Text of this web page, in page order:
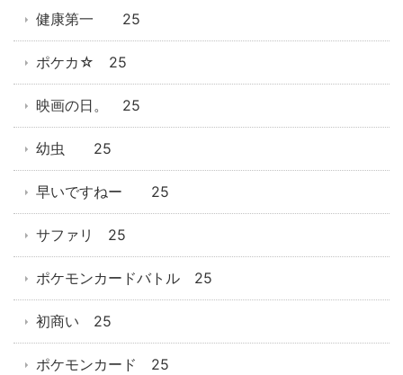
健康第一 25
ポケカ☆ 25
映画の日。 25
幼虫 25
早いですねー 25
サファリ 25
ポケモンカードバトル 25
初商い 25
ポケモンカード 25